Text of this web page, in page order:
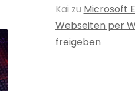
Kai zu Microsoft
Webseiten per
freigeben